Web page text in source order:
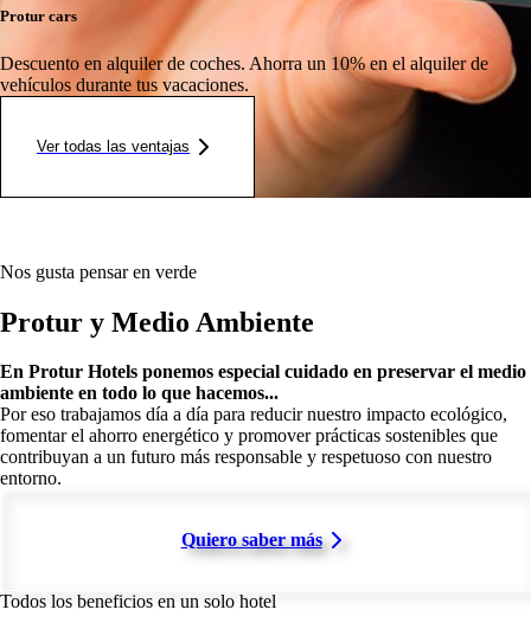
Protur cars
Descuento en alquiler de coches. Ahorra un 10% en el alquiler de
vehículos durante tus vacaciones.
Ver todas las ventajas
Nos gusta pensar en verde
Protur y Medio Ambiente
En Protur Hotels ponemos especial cuidado en preservar el medio
ambiente en todo lo que hacemos...
Por eso trabajamos día a día para reducir nuestro impacto ecológico,
fomentar el ahorro energético y promover prácticas sostenibles que
contribuyan a un futuro más responsable y respetuoso con nuestro
entorno.
Quiero saber más
Todos los beneficios en un solo hotel